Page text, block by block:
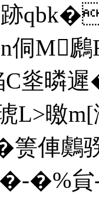
侗M
C烾暽
琥
箦俥
貟-